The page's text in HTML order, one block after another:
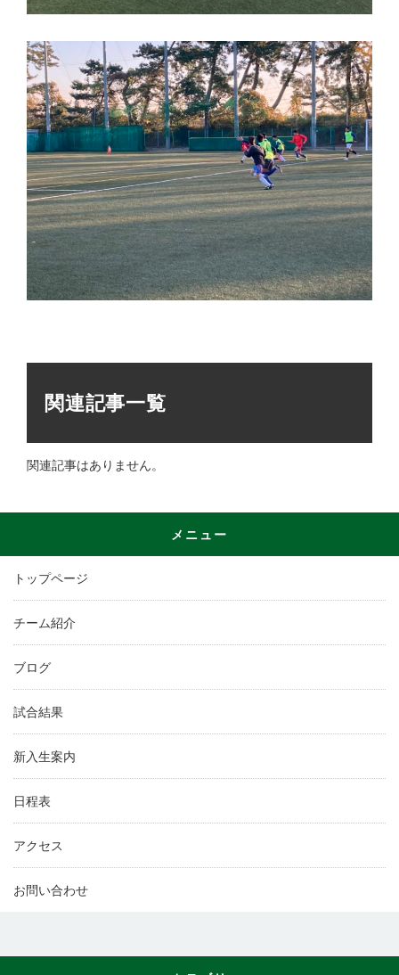
関連記事一覧
関連記事はありません。
メニュー
トップページ
チーム紹介
ブログ
試合結果
新入生案内
日程表
アクセス
お問い合わせ